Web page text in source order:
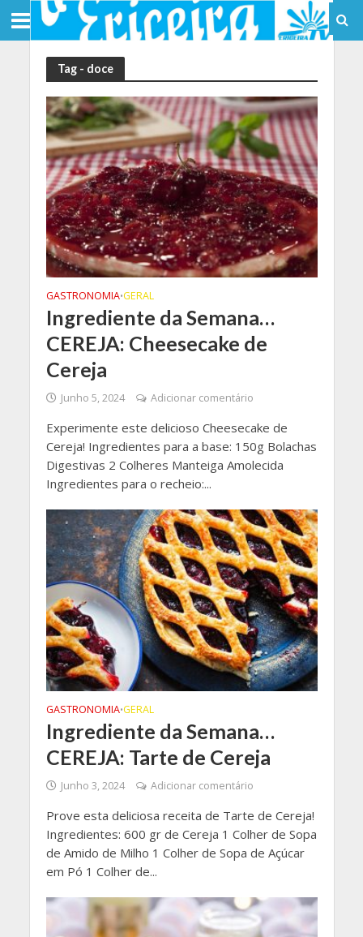
Tag - doce
GASTRONOMIA•GERAL
Ingrediente da Semana…
CEREJA: Cheesecake de
Cereja
Junho 5, 2024 Adicionar comentário
Experimente este delicioso Cheesecake de
Cereja! Ingredientes para a base: 150g Bolachas
Digestivas 2 Colheres Manteiga Amolecida
Ingredientes para o recheio:...
GASTRONOMIA•GERAL
Ingrediente da Semana…
CEREJA: Tarte de Cereja
Junho 3, 2024 Adicionar comentário
Prove esta deliciosa receita de Tarte de Cereja!
Ingredientes: 600 gr de Cereja 1 Colher de Sopa
de Amido de Milho 1 Colher de Sopa de Açúcar
em Pó 1 Colher de...